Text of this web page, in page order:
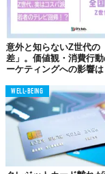
X世代は「質実剛
に求めるものの世
一方、X世代のおや
だ。
おやつを食べる頻度
食をしない。食べる
中心で、おやつ選び
意外と知らないZ世代の
差」。価値観・消費行
ーケティングへの影響は
WELL-BEING